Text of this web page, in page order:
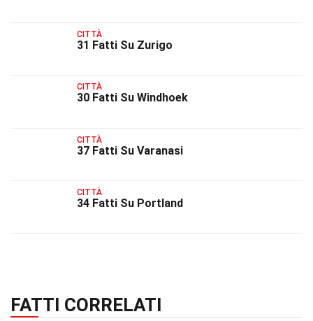
CITTÀ
31 Fatti Su Zurigo
CITTÀ
30 Fatti Su Windhoek
CITTÀ
37 Fatti Su Varanasi
CITTÀ
34 Fatti Su Portland
FATTI CORRELATI